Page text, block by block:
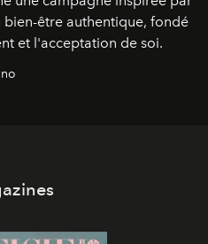
bien-être authentique, fondé
et l'acceptation de soi.